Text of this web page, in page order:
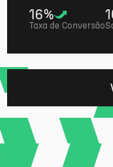
16%
Taxa de Conversão